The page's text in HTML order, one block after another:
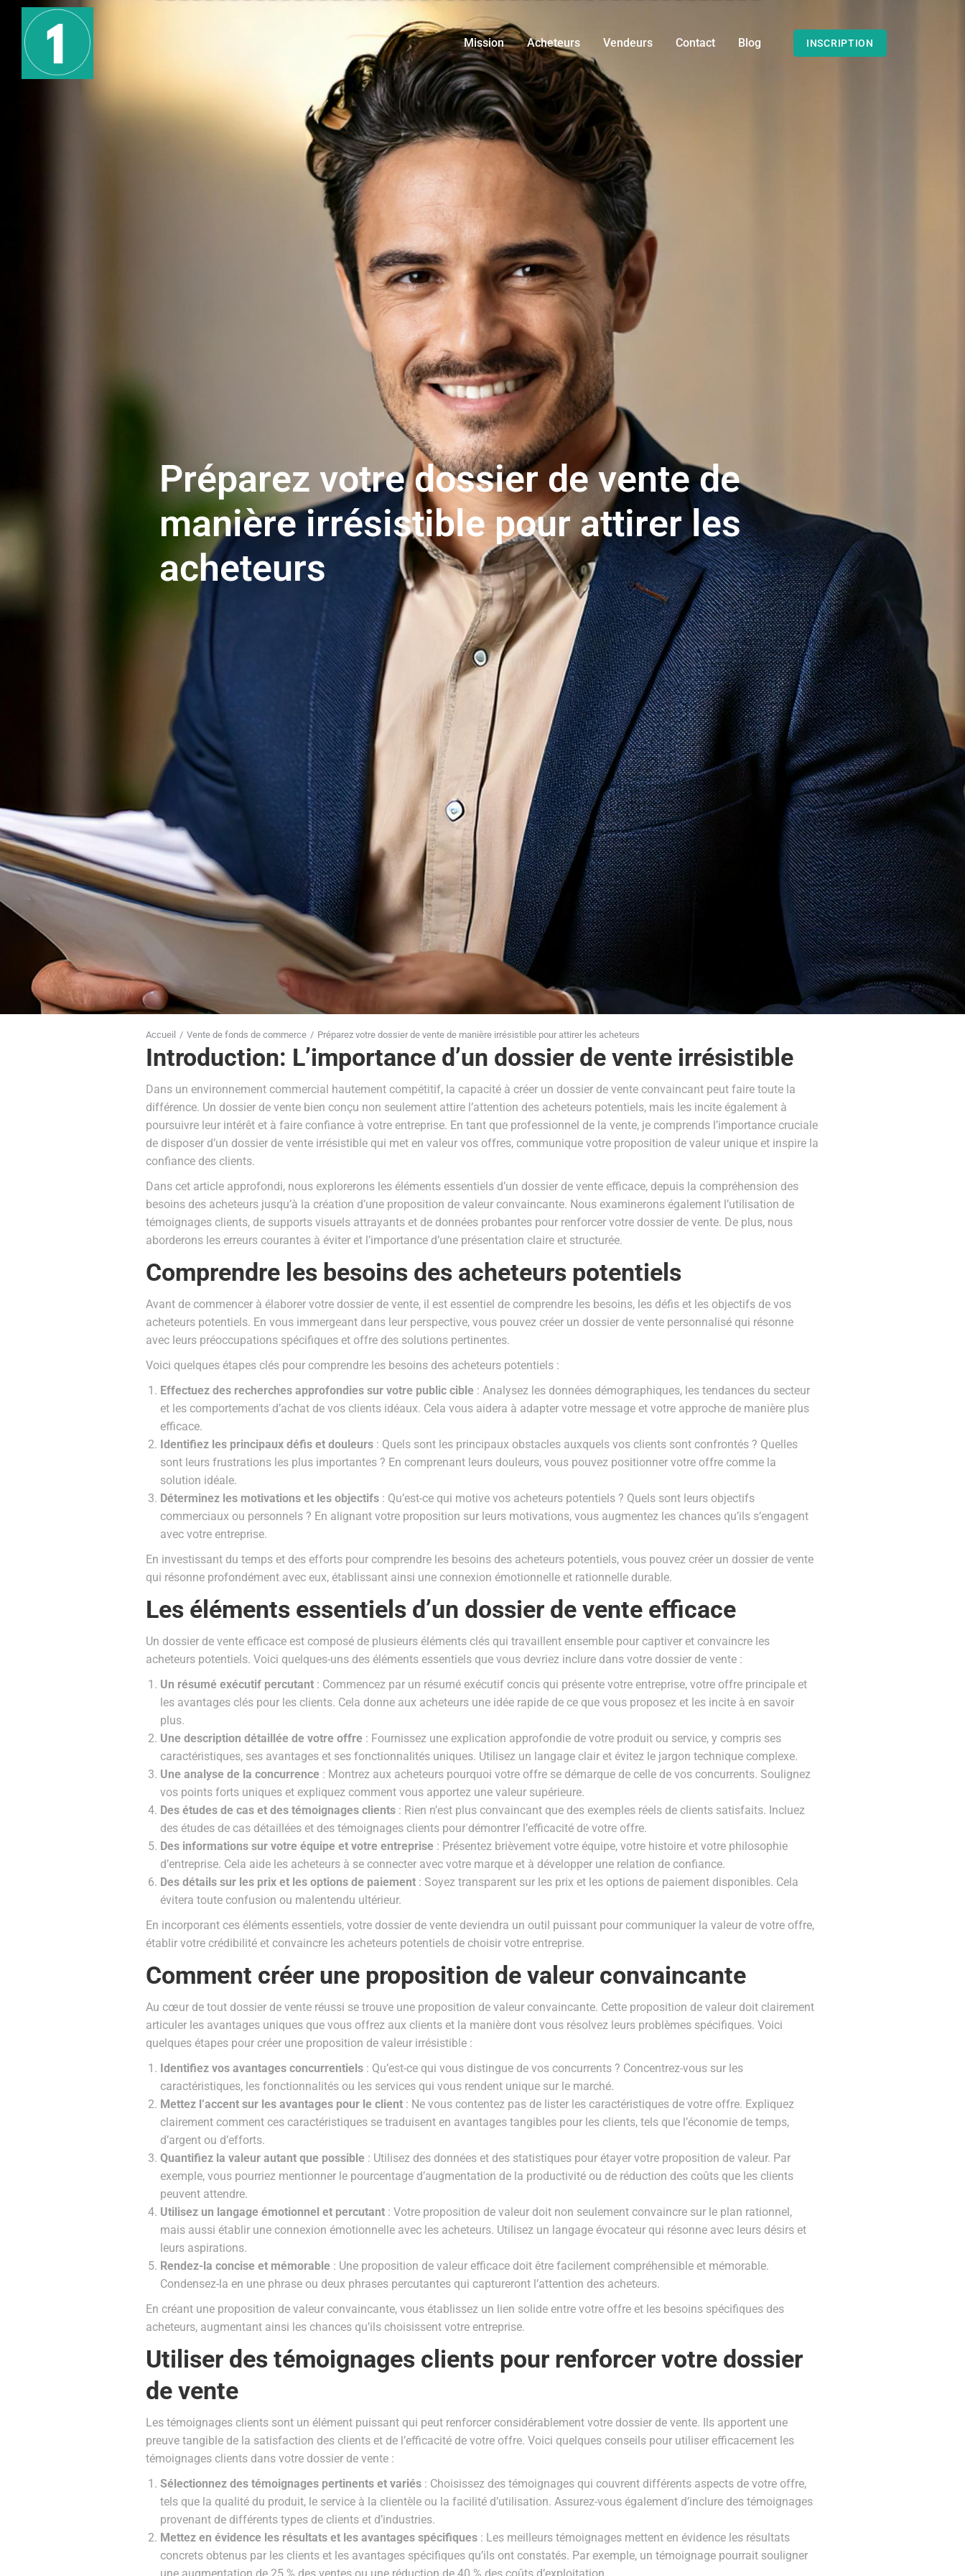
Mission Acheteurs Vendeurs Contact Blog INSCRIPTION
Préparez votre dossier de vente de
manière irrésistible pour attirer les
acheteurs
Vous êtes ici :
Accueil Vente de fonds de commerce Préparez votre dossier de vente de manière irrésistible pour attirer les acheteurs
Introduction: L’importance d’un dossier de vente irrésistible
Dans un environnement commercial hautement compétitif, la capacité à créer un dossier de vente convaincant peut faire toute la
différence. Un dossier de vente bien conçu non seulement attire l’attention des acheteurs potentiels, mais les incite également à
poursuivre leur intérêt et à faire confiance à votre entreprise. En tant que professionnel de la vente, je comprends l’importance cruciale
de disposer d’un dossier de vente irrésistible qui met en valeur vos offres, communique votre proposition de valeur unique et inspire la
confiance des clients.
Dans cet article approfondi, nous explorerons les éléments essentiels d’un dossier de vente efficace, depuis la compréhension des
besoins des acheteurs jusqu’à la création d’une proposition de valeur convaincante. Nous examinerons également l’utilisation de
témoignages clients, de supports visuels attrayants et de données probantes pour renforcer votre dossier de vente. De plus, nous
aborderons les erreurs courantes à éviter et l’importance d’une présentation claire et structurée.
Comprendre les besoins des acheteurs potentiels
Avant de commencer à élaborer votre dossier de vente, il est essentiel de comprendre les besoins, les défis et les objectifs de vos
acheteurs potentiels. En vous immergeant dans leur perspective, vous pouvez créer un dossier de vente personnalisé qui résonne
avec leurs préoccupations spécifiques et offre des solutions pertinentes.
Voici quelques étapes clés pour comprendre les besoins des acheteurs potentiels :
Effectuez des recherches approfondies sur votre public cible : Analysez les données démographiques, les tendances du secteur
et les comportements d’achat de vos clients idéaux. Cela vous aidera à adapter votre message et votre approche de manière plus
efficace.
Identifiez les principaux défis et douleurs : Quels sont les principaux obstacles auxquels vos clients sont confrontés ? Quelles
sont leurs frustrations les plus importantes ? En comprenant leurs douleurs, vous pouvez positionner votre offre comme la
solution idéale.
Déterminez les motivations et les objectifs : Qu’est-ce qui motive vos acheteurs potentiels ? Quels sont leurs objectifs
commerciaux ou personnels ? En alignant votre proposition sur leurs motivations, vous augmentez les chances qu’ils s’engagent
avec votre entreprise.
En investissant du temps et des efforts pour comprendre les besoins des acheteurs potentiels, vous pouvez créer un dossier de vente
qui résonne profondément avec eux, établissant ainsi une connexion émotionnelle et rationnelle durable.
Les éléments essentiels d’un dossier de vente efficace
Un dossier de vente efficace est composé de plusieurs éléments clés qui travaillent ensemble pour captiver et convaincre les
acheteurs potentiels. Voici quelques-uns des éléments essentiels que vous devriez inclure dans votre dossier de vente :
Un résumé exécutif percutant : Commencez par un résumé exécutif concis qui présente votre entreprise, votre offre principale et
les avantages clés pour les clients. Cela donne aux acheteurs une idée rapide de ce que vous proposez et les incite à en savoir
plus.
Une description détaillée de votre offre : Fournissez une explication approfondie de votre produit ou service, y compris ses
caractéristiques, ses avantages et ses fonctionnalités uniques. Utilisez un langage clair et évitez le jargon technique complexe.
Une analyse de la concurrence : Montrez aux acheteurs pourquoi votre offre se démarque de celle de vos concurrents. Soulignez
vos points forts uniques et expliquez comment vous apportez une valeur supérieure.
Des études de cas et des témoignages clients : Rien n’est plus convaincant que des exemples réels de clients satisfaits. Incluez
des études de cas détaillées et des témoignages clients pour démontrer l’efficacité de votre offre.
Des informations sur votre équipe et votre entreprise : Présentez brièvement votre équipe, votre histoire et votre philosophie
d’entreprise. Cela aide les acheteurs à se connecter avec votre marque et à développer une relation de confiance.
Des détails sur les prix et les options de paiement : Soyez transparent sur les prix et les options de paiement disponibles. Cela
évitera toute confusion ou malentendu ultérieur.
En incorporant ces éléments essentiels, votre dossier de vente deviendra un outil puissant pour communiquer la valeur de votre offre,
établir votre crédibilité et convaincre les acheteurs potentiels de choisir votre entreprise.
Comment créer une proposition de valeur convaincante
Au cœur de tout dossier de vente réussi se trouve une proposition de valeur convaincante. Cette proposition de valeur doit clairement
articuler les avantages uniques que vous offrez aux clients et la manière dont vous résolvez leurs problèmes spécifiques. Voici
quelques étapes pour créer une proposition de valeur irrésistible :
Identifiez vos avantages concurrentiels : Qu’est-ce qui vous distingue de vos concurrents ? Concentrez-vous sur les
caractéristiques, les fonctionnalités ou les services qui vous rendent unique sur le marché.
Mettez l’accent sur les avantages pour le client : Ne vous contentez pas de lister les caractéristiques de votre offre. Expliquez
clairement comment ces caractéristiques se traduisent en avantages tangibles pour les clients, tels que l’économie de temps,
d’argent ou d’efforts.
Quantifiez la valeur autant que possible : Utilisez des données et des statistiques pour étayer votre proposition de valeur. Par
exemple, vous pourriez mentionner le pourcentage d’augmentation de la productivité ou de réduction des coûts que les clients
peuvent attendre.
Utilisez un langage émotionnel et percutant : Votre proposition de valeur doit non seulement convaincre sur le plan rationnel,
mais aussi établir une connexion émotionnelle avec les acheteurs. Utilisez un langage évocateur qui résonne avec leurs désirs et
leurs aspirations.
Rendez-la concise et mémorable : Une proposition de valeur efficace doit être facilement compréhensible et mémorable.
Condensez-la en une phrase ou deux phrases percutantes qui captureront l’attention des acheteurs.
En créant une proposition de valeur convaincante, vous établissez un lien solide entre votre offre et les besoins spécifiques des
acheteurs, augmentant ainsi les chances qu’ils choisissent votre entreprise.
Utiliser des témoignages clients pour renforcer votre dossier
de vente
Les témoignages clients sont un élément puissant qui peut renforcer considérablement votre dossier de vente. Ils apportent une
preuve tangible de la satisfaction des clients et de l’efficacité de votre offre. Voici quelques conseils pour utiliser efficacement les
témoignages clients dans votre dossier de vente :
Sélectionnez des témoignages pertinents et variés : Choisissez des témoignages qui couvrent différents aspects de votre offre,
tels que la qualité du produit, le service à la clientèle ou la facilité d’utilisation. Assurez-vous également d’inclure des témoignages
provenant de différents types de clients et d’industries.
Mettez en évidence les résultats et les avantages spécifiques : Les meilleurs témoignages mettent en évidence les résultats
concrets obtenus par les clients et les avantages spécifiques qu’ils ont constatés. Par exemple, un témoignage pourrait souligner